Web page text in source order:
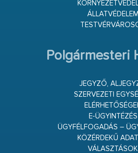
ÁLLATVÉDELEM
Polgármesteri
JEGYZŐ,
SZERVEZETI
E-ÜGYINTÉZÉS
ÜGYFÉLFOGADÁS –
KÖZÉRDEKŰ
VÁLASZTÁSOK